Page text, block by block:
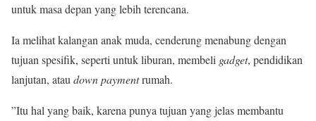
untuk masa depan yang lebih terencana.
Ia melihat kalangan anak muda, cenderung menabung dengan
tujuan spesifik, seperti untuk liburan, membeli gadget, pendidikan
lanjutan, atau down paymentrumah.
”Itu hal yang baik, karena punya tujuan yang jelas membantu